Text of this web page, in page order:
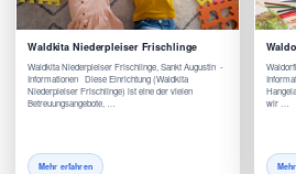
Waldkita Niederpleiser Frischlinge
Waldkita Niederpleiser Frischlinge, Sankt Augustin -
Informationen Diese Einrichtung (Waldkita
Niederpleiser Frischlinge) ist eine der vielen
Betreuungsangebote, …
Mehr erfahren
wir …